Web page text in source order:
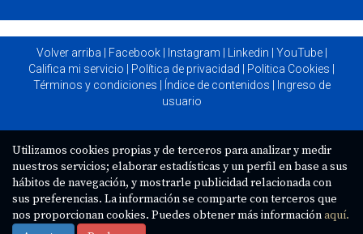
Volver arriba Facebook| Instagram Linkedin YouTube|
Califica mi servicio
Política de privacidad Politica Cookies
Términos y condiciones
Índice de contenidos
Ingreso de
usuario
Utilizamos cookies propias y de terceros para analizar y medir
nuestros servicios; elaborar estadísticas y un perfil en base a sus
hábitos de navegación, y mostrarle publicidad relacionada con
sus preferencias. La información se comparte con terceros que
nos proporcionan cookies. Puedes obtener más informaciónaquí.